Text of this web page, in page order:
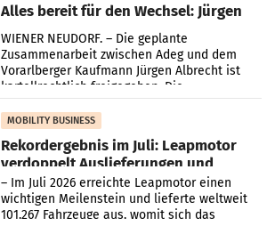
Alles bereit für den Wechsel: Jürgen
Albrecht setzt ab 1.1.2027 auf Adeg
WIENER NEUDORF. – Die geplante
Zusammenarbeit zwischen Adeg und dem
Vorarlberger Kaufmann Jürgen Albrecht ist
kartellrechtlich freigegeben: Die
Bundeswettbewerbsbehörde und der
Bundeskartellanwalt
MOBILITY BUSINESS
Rekordergebnis im Juli: Leapmotor
verdoppelt Auslieferungen und
überschreitet die 100.000er-Marke
– Im Juli 2026 erreichte Leapmotor einen
wichtigen Meilenstein und lieferte weltweit
101.267 Fahrzeuge aus, womit sich das